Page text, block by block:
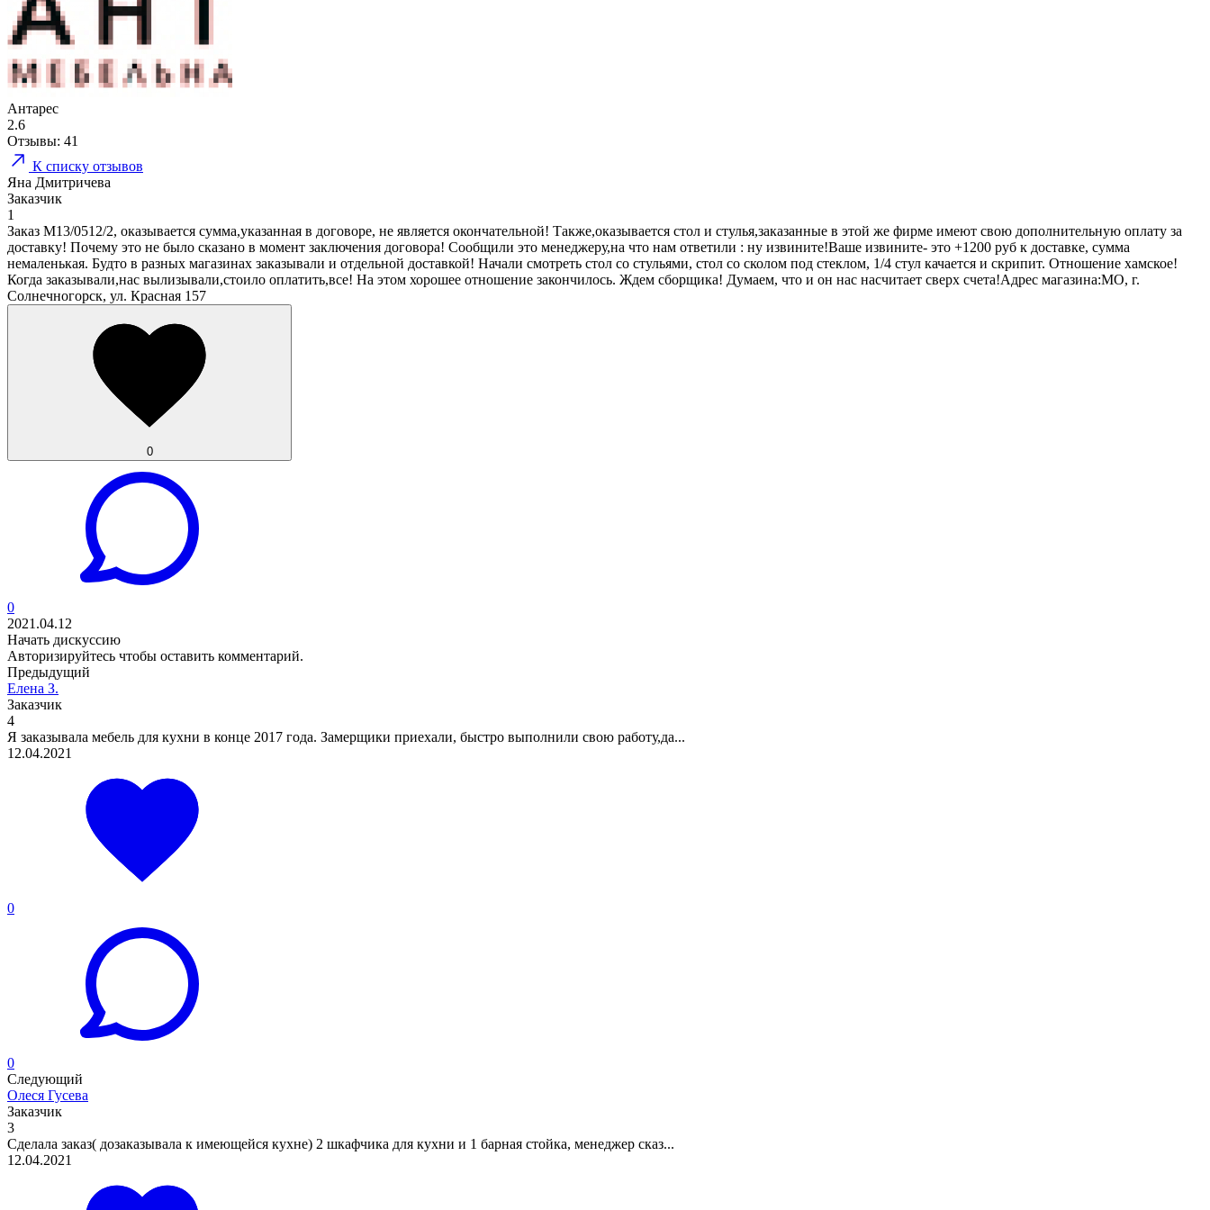
Антарес
2.6
Отзывы: 41
К списку отзывов
Яна Дмитричева
Заказчик
1
Заказ М13/0512/2, оказывается сумма,указанная в договоре, не является окончательной! Также,оказывается стол и стулья,заказанные в этой же фирме имеют свою дополнительную оплату за
доставку! Почему это не было сказано в момент заключения договора! Сообщили это менеджеру,на что нам ответили : ну извините!Ваше извините- это +1200 руб к доставке, сумма
немаленькая. Будто в разных магазинах заказывали и отдельной доставкой! Начали смотреть стол со стульями, стол со сколом под стеклом, 1/4 стул качается и скрипит. Отношение хамское!
Когда заказывали,нас вылизывали,стоило оплатить,все! На этом хорошее отношение закончилось. Ждем сборщика! Думаем, что и он нас насчитает сверх счета!Адрес магазина:МО, г.
Солнечногорск, ул. Красная 157
0
0
2021.04.12
Начать дискуссию
Авторизируйтесь чтобы оставить комментарий.
Предыдущий
Елена З.
Заказчик
4
Я заказывала мебель для кухни в конце 2017 года. Замерщики приехали, быстро выполнили свою работу,да...
12.04.2021
0
0
Следующий
Олеся Гусева
Заказчик
3
Сделала заказ( дозаказывала к имеющейся кухне) 2 шкафчика для кухни и 1 барная стойка, менеджер сказ...
12.04.2021